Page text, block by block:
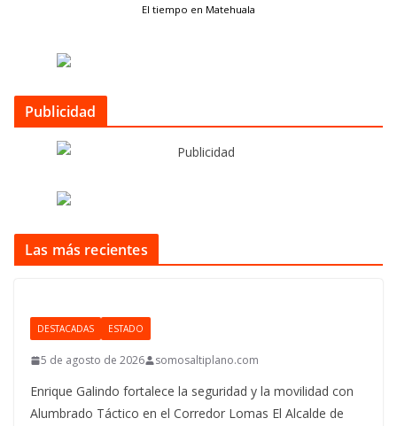
El tiempo en Matehuala
Publicidad
Las más recientes
DESTACADAS ESTADO
5 de agosto de 2026 somosaltiplano.com
Enrique Galindo fortalece la seguridad y la movilidad con
Alumbrado Táctico en el Corredor Lomas El Alcalde de